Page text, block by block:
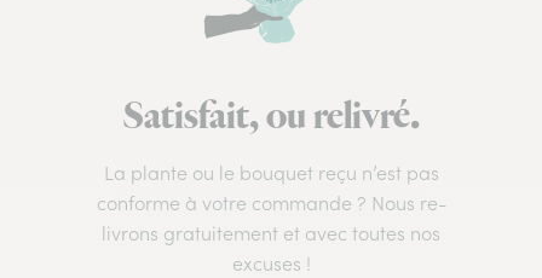
Satisfait, ou relivré.
La plante ou le bouquet reçu n’est pas
conforme à votre commande ? Nous re-
livrons gratuitement et avec toutes nos
excuses !